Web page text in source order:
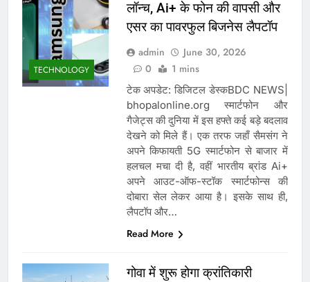
TECHNOLOGY
लॉन्च, Ai+ के फोन की वापसी और
एसर का पावरफुल बिजनेस लैपटॉप
admin
June 30, 2026
0
1 mins
टेक अपडेट: डिजिटल डेस्कBDC NEWS|
bhopalonline.org स्मार्टफोन और
गैजेट्स की दुनिया में इस हफ्ते कई बड़े बदलाव
देखने को मिले हैं। एक तरफ जहाँ सैमसंग ने
अपने किफायती 5G स्मार्टफोन से बाजार में
हलचल मचा दी है, वहीं भारतीय ब्रांड Ai+
अपने आउट-ऑफ-स्टॉक स्मार्टफोन्स की
दोबारा सेल लेकर आया है। इसके साथ ही,
लैपटॉप और…
Read More
गोवा में शुरू होगा क्रांतिकारी